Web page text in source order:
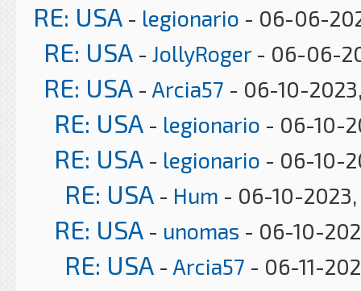
RE: USA - legionario - 06-06-
RE: USA - JollyRoger- 06-06-
RE: USA - Arcia57 - 06-10-2023,
RE: USA - legionario - 06-10-
RE: USA - legionario - 06-10-
RE: USA - Hum - 06-10-2023,
RE: USA - unomas - 06-10-
RE: USA - Arcia57 - 06-11-